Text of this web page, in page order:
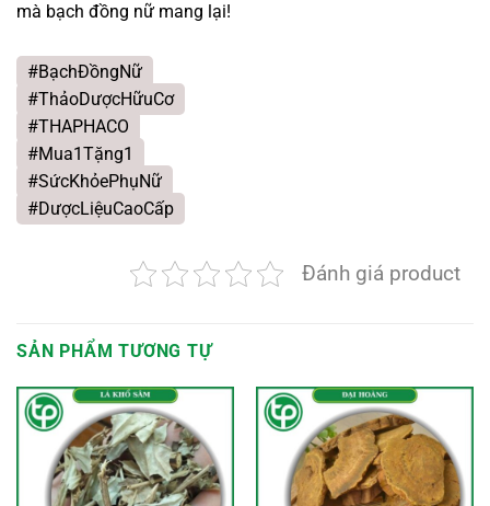
mà bạch đồng nữ mang lại!
#BạchĐồngNữ
#ThảoDượcHữuCơ
#THAPHACO
#Mua1Tặng1
#SứcKhỏePhụNữ
#DượcLiệuCaoCấp
Đánh giá product
SẢN PHẨM TƯƠNG TỰ